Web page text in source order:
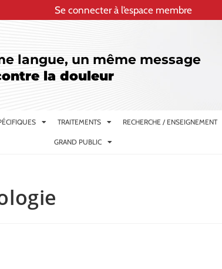
Se connecter à l’espace membre
langue, un même message
la douleur
TRAITEMENTS RECHERCHE / ENSEIGNEMENT
GRAND PUBLIC